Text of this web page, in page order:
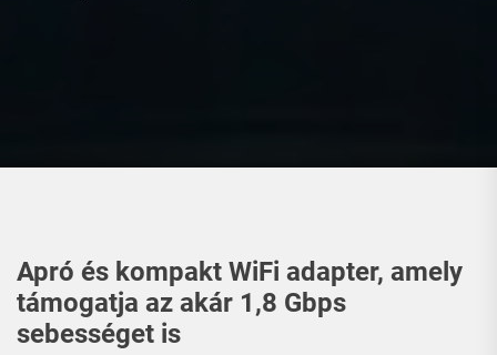
Apró és kompakt WiFi adapter, amely
támogatja az akár 1,8 Gbps
sebességet is